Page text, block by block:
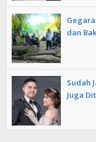
dan
Sudah
Juga